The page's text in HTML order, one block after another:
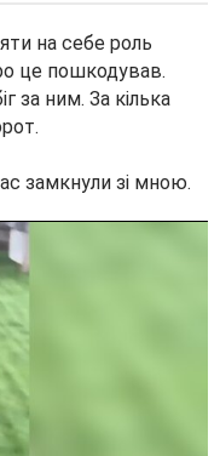
на себе роль
це пошкодував.
за ним. За кілька
замкнули зі мною.